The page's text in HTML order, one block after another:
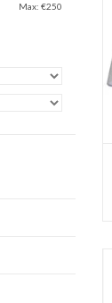
Max: €250